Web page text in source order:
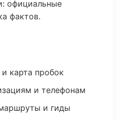
официальные
фактов.
карта пробок
и телефонам
и гиды